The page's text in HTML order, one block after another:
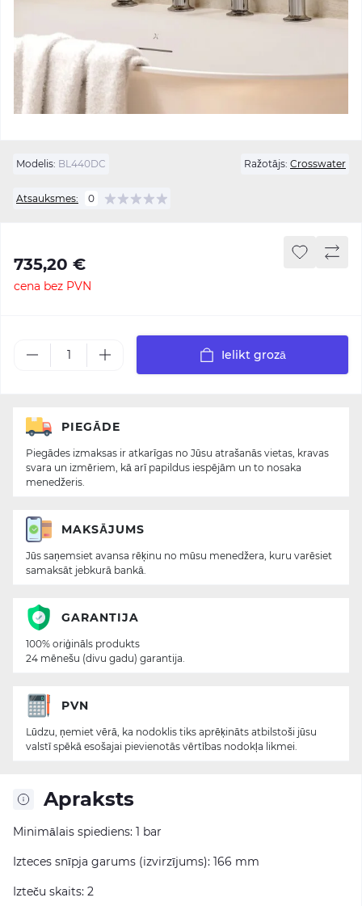
Modelis: BL440DC Ražotājs: Crosswater
Atsauksmes: 0
735,20 €
cena bez PVN
Ielikt grozā
Apraksts
Minimālais spiediens: 1 bar
Izteces snīpja garums (izvirzījums): 166 mm
Izteču skaits: 2
PIEGĀDE
Piegādes izmaksas ir atkarīgas no Jūsu atrašanās vietas, kravas
svara un izmēriem, kā arī papildus iespējām un to nosaka
menedžeris.
MAKSĀJUMS
Jūs saņemsiet avansa rēķinu no mūsu menedžera, kuru varēsiet
samaksāt jebkurā bankā.
GARANTIJA
100% oriģināls produkts
24 mēnešu (divu gadu) garantija.
PVN
Lūdzu, ņemiet vērā, ka nodoklis tiks aprēķināts atbilstoši jūsu
valstī spēkā esošajai pievienotās vērtības nodokļa likmei.